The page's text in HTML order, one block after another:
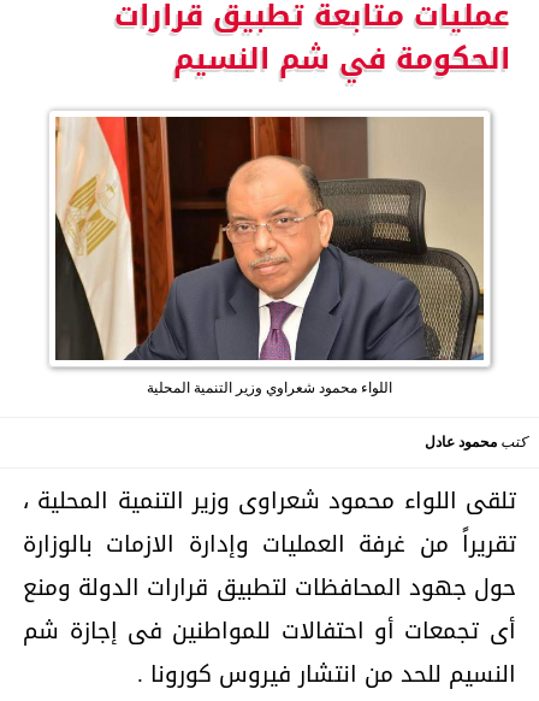
عمليات متابعة تطبيق قرارات
الحكومة في شم النسيم
اللواء محمود شعراوي وزير التنمية المحلية
كتب محمود عادل
تلقى اللواء محمود شعراوى وزير التنمية المحلية ،
تقريراً من غرفة العمليات وإدارة الازمات بالوزارة
حول جهود المحافظات لتطبيق قرارات الدولة ومنع
أى تجمعات أو احتفالات للمواطنين فى إجازة شم
النسيم للحد من انتشار فيروس كورونا .